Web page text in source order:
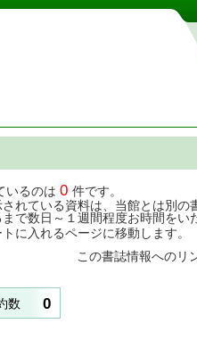
・予約システム
いるのは 0 件です。
れている資料は、当館とは別の
で数日～１週間程度お時間をい
に入れるページに移動します。
この書誌情報へのリ
数 0